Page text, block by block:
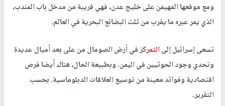
ومع موقعها المهيمن على خليج عدن، فهي قريبة من مدخل باب المندب،
الذي يمر عبره ما يقرب من ثلث البضائع البحرية في العالم.
تسعى إسرائيل إلىالتمركز في أرض الصومال من على بعد أميال عديدة
وتحدي وجود الحوثيين في اليمن. وبطبيعة الحال، هناك أيضا فرص
اقتصادية وفوائد معينة من توسيع العلاقات الدبلوماسية. بحسب
التقرير.